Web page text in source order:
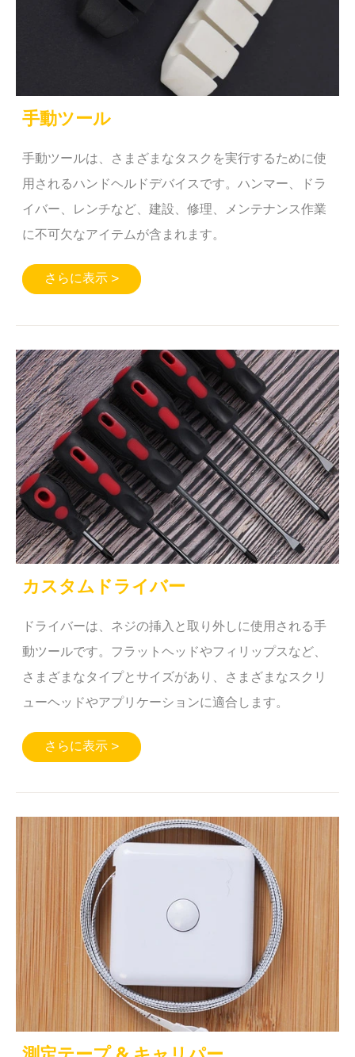
手動ツール
手動ツールは、さまざまなタスクを実行するために使
用されるハンドヘルドデバイスです。ハンマー、ドラ
イバー、レンチなど、建設、修理、メンテナンス作業
に不可欠なアイテムが含まれます。
さらに表示 >
カスタムドライバー
ドライバーは、ネジの挿入と取り外しに使用される手
動ツールです。フラットヘッドやフィリップスなど、
さまざまなタイプとサイズがあり、さまざまなスクリ
ューヘッドやアプリケーションに適合します。
さらに表示 >